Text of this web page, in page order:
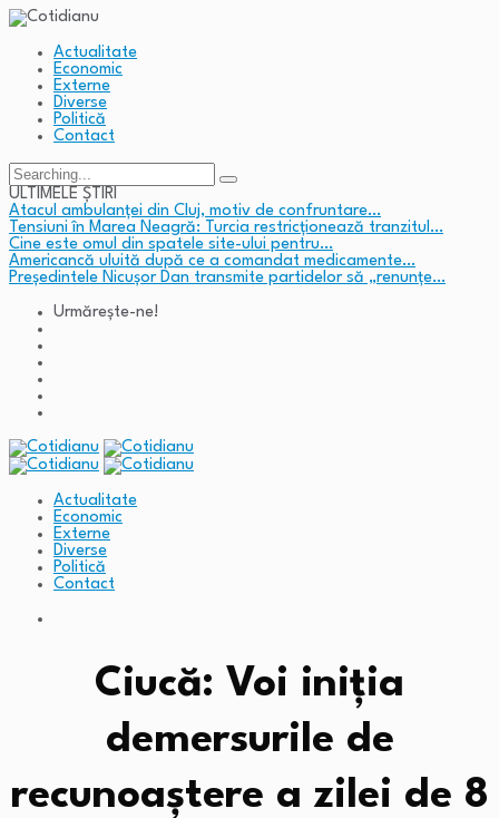
Actualitate
Economic
Externe
Diverse
Politică
Contact
Search
for:
ULTIMELE ȘTIRI
Atacul ambulanței din Cluj, motiv de confruntare…
Tensiuni în Marea Neagră: Turcia restricționează tranzitul…
Cine este omul din spatele site-ului pentru…
Americancă uluită după ce a comandat medicamente…
Președintele Nicușor Dan transmite partidelor să „renunțe…
Urmărește-ne!
Actualitate
Economic
Externe
Diverse
Politică
Contact
Ciucă: Voi iniția
demersurile de
recunoaștere a zilei de 8